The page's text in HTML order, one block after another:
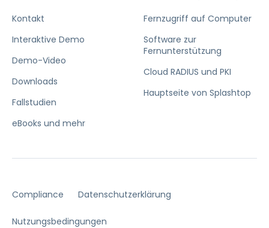
Kontakt
Interaktive Demo
Demo-Video
Downloads
Fallstudien
eBooks und mehr
Fernzugriff auf Computer
Software zur
Fernunterstützung
Cloud RADIUS und PKI
Hauptseite von Splashtop
Compliance Datenschutzerklärung
Nutzungsbedingungen